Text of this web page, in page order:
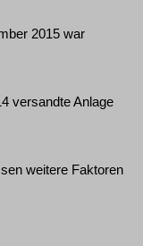
2015 war
versandte Anlage
weitere Faktoren